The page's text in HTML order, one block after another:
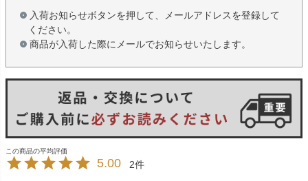
入荷お知らせボタンを押して、メールアドレスを登録して
ください。
商品が入荷した際にメールでお知らせいたします。
5.00 2